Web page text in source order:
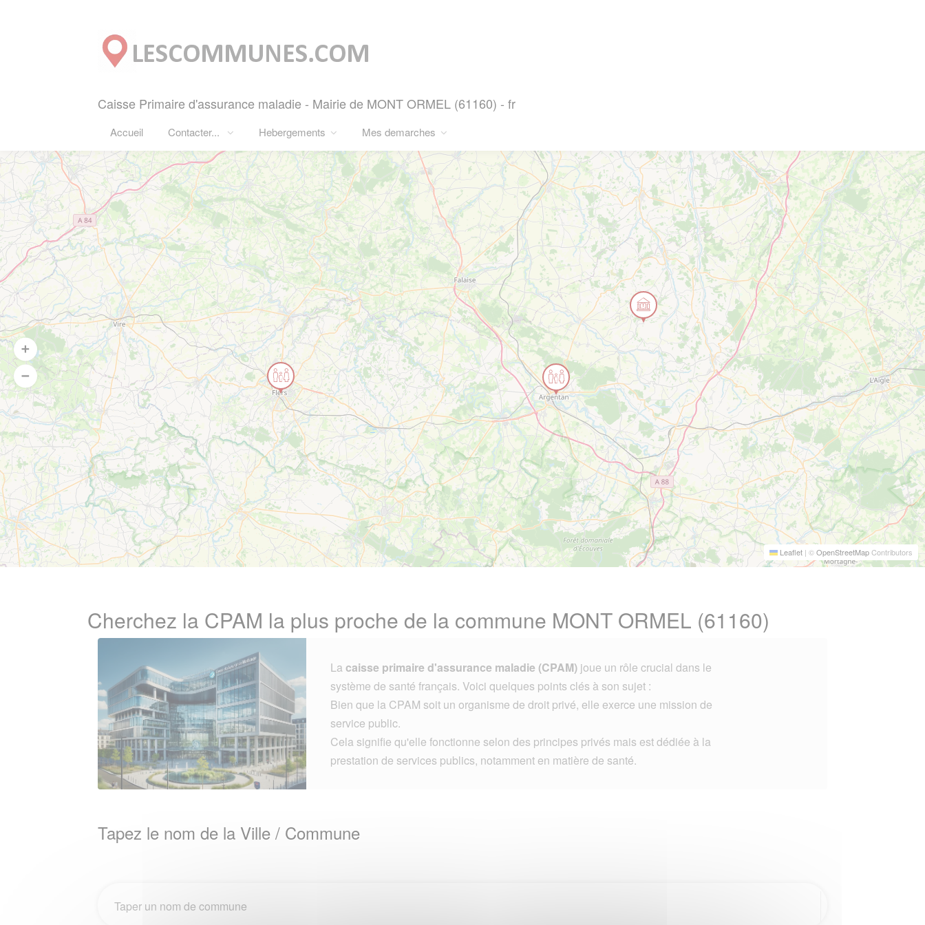
Caisse Primaire d'assurance maladie - Mairie de MONT ORMEL (61160) - fr
Accueil Contacter... Hebergements Mes demarches
Leaflet | ©OpenStreetMapContributors
Cherchez la CPAM la plus proche de la commune MONT ORMEL (61160)
Lacaisse primaire d'assurance maladie (CPAM)joue un rôle crucial dans le
système de santé français. Voici quelques points clés à son sujet :
Bien que la CPAM soit un organisme de droit privé, elle exerce une mission de
service public.
Cela signifie qu'elle fonctionne selon des principes privés mais est dédiée à la
prestation de services publics, notamment en matière de santé.
Tapez le nom de la Ville / Commune